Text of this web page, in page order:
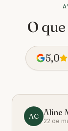
O
5,0
AC Aline
22 de